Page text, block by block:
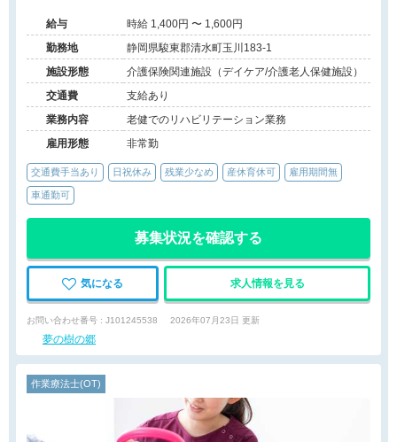
給与
時給 1,400円 〜 1,600円
勤務地
静岡県駿東郡清水町玉川183-1
施設形態
介護保険関連施設（デイケア/介護老人保健施設）
交通費
支給あり
業務内容
老健でのリハビリテーション業務
雇用形態
非常勤
交通費手当あり 日祝休み 残業少なめ 産休育休可 雇用期間無
車通勤可
募集状況を確認する
気になる 求人情報を見る
お問い合わせ番号 : J101245538 2026年07月23日 更新
夢の樹の郷
作業療法士(OT)